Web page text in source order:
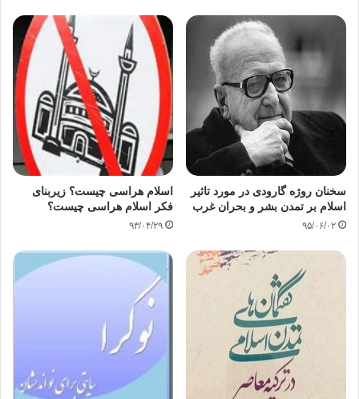
از دانشگاه‌ بغداد، ساکن کنونی شهر گوتنبرگ، «مسئول مرکز دعوت
و اطلاع‌رسانی اسلامی یوتوبوری(
IIF )»، «مسئول وقف اسلامی
سوئد» و دارای دانشنامه‌ی کارشناسی ارشد مهندسی از یکی از
دانشگاه‌های سوئد است. وی از سال 1984 در سوئد می‌زید و علاوه‌
بر زبان کردی به‌ زبانهای عربی، انگلیسی و سوئدی نیز مسلّط است.
مفتی بیش از 20 سال است که‌ به‌ فراخوانی و دعوت مردمان آن
دیار، به‌ دین مبین اسلام، مشغول است.
منبع: سایت رسمی جماعت دعوت و اصلاح ایران
اسلام گرایی اسلام و غرب
سوئد
سخنان روژه گارودی در مورد تاثیر
اسلام بر تمدن بشر و بحران غرب
۹۵/۰۶/۰۲
اسلام هراسی چیست؟ زیربنای
فکر اسلام هراسی چیست؟
۹۳/۰۴/۲۹